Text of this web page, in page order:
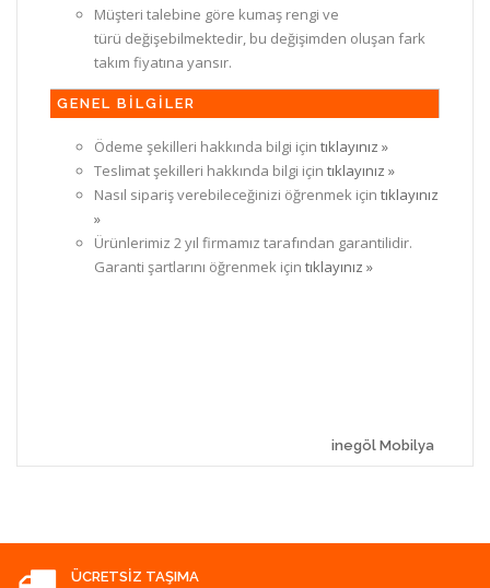
Müşteri talebine göre kumaş rengi ve
türü değişebilmektedir, bu değişimden oluşan fark
takım fiyatına yansır.
GENEL BİLGİLER
Ödeme şekilleri hakkında bilgi için tıklayınız »
Teslimat şekilleri hakkında bilgi için tıklayınız »
Nasıl sipariş verebileceğinizi öğrenmek için tıklayınız
»
Ürünlerimiz 2 yıl firmamız tarafından garantilidir.
Garanti şartlarını öğrenmek için tıklayınız »
inegöl Mobilya
ÜCRETSIZ TAŞIMA